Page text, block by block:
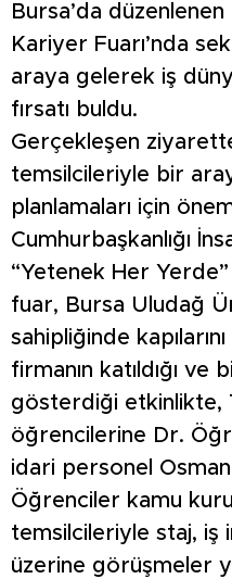
Bursa’da
Kariyer Fuarı’nda
araya gelerek iş
fırsatı buldu.
Gerçekleşen
temsilcileriyle bir
planlamaları için
Cumhurbaşkanlığı
“Yetenek Her Yerde”
fuar, Bursa Uludağ
sahipliğinde
firmanın katıldığı
gösterdiği etkinlikte,
öğrencilerine Dr.
idari personel
Öğrenciler kamu
temsilcileriyle staj, iş
üzerine görüşmeler